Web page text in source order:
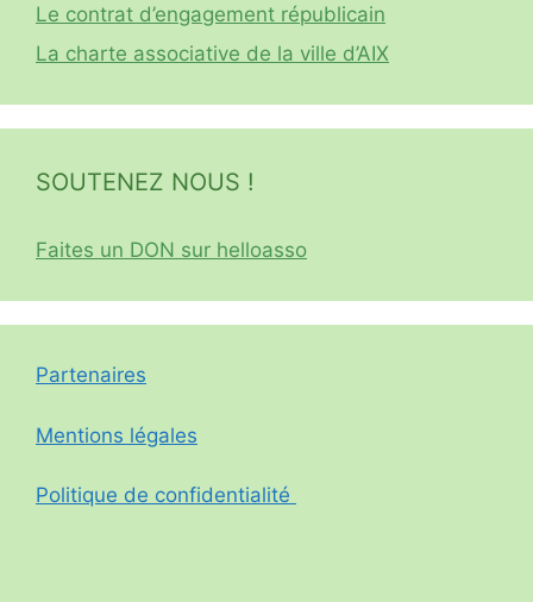
Le contrat d’engagement républicain
La charte associative de la ville d’AIX
SOUTENEZ NOUS !
Faites un DON sur helloasso
Partenaires
Mentions légales
Politique de confidentialité